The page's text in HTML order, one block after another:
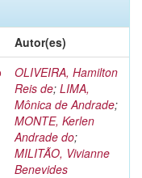
Autor(es)
OLIVEIRA, Hamilton
Reis de; LIMA,
Mônica de Andrade;
MONTE, Kerlen
Andrade do;
MILITÃO, Vivianne
Benevides